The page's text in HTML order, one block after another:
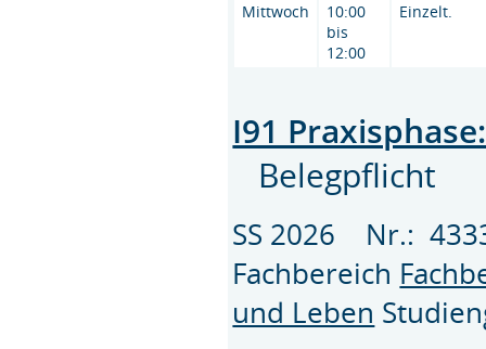
Mittwoch
10:00
bis
12:00
Einzelt.
I91
Belegpflicht
SS 2026 Nr.:
Fachbereich
und Leben